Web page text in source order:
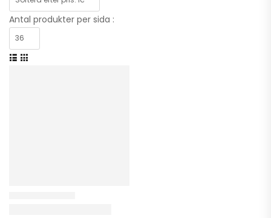
Antal produkter per sida :